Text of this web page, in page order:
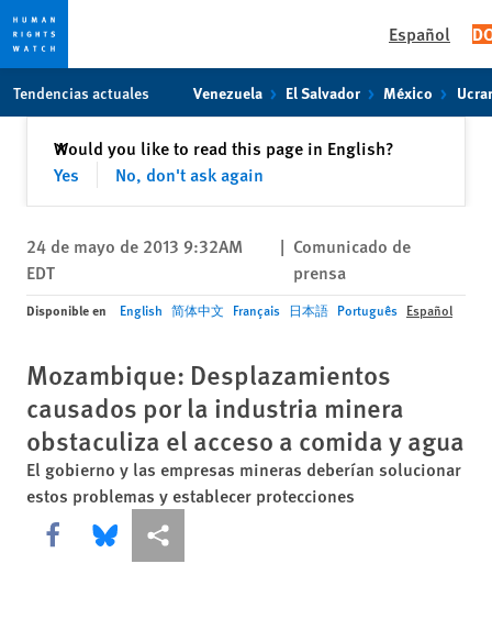
content
Español
Tendencias actuales Venezuela El Salvador México
Would you like to read this page in English?
Yes
No, don't ask again
✕Cerrar
24 de mayo de 2013 9:32AM
EDT
| Comunicado de
prensa
Disponible en English 简体中文 Français 日本語 Português Español
Mozambique: Desplazamientos
causados por la industria minera
obstaculiza el acceso a comida y agua
El gobierno y las empresas mineras deberían solucionar
estos problemas y establecer protecciones
Share this via Facebook
Share this via Bluesky
Share this via Compartir